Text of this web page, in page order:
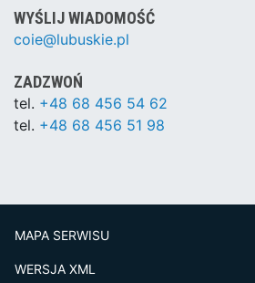
WYŚLIJ WIADOMOŚĆ
coie@lubuskie.pl
ZADZWOŃ
tel. +48 68 456 54 62
tel. +48 68 456 51 98
MAPA SERWISU
WERSJA XML